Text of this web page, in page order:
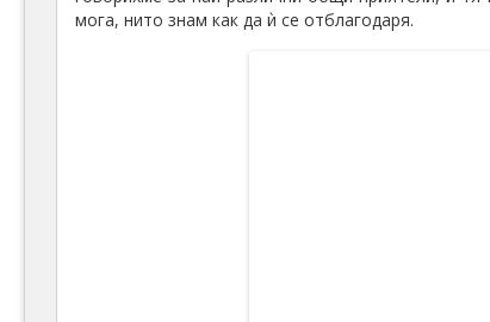
мога, нито знам как да ѝ се отблагодаря.